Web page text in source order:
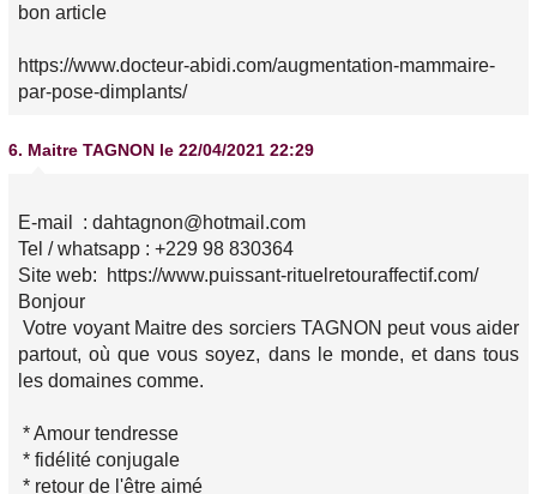
bon article
https://www.docteur-abidi.com/augmentation-mammaire-
par-pose-dimplants/
6. Maitre TAGNON le 22/04/2021 22:29
E-mail : dahtagnon@hotmail.com
Tel / whatsapp : +229 98 830364
Site web: https://www.puissant-rituelretouraffectif.com/
Bonjour
Votre voyant Maitre des sorciers TAGNON peut vous aider
partout, où que vous soyez, dans le monde, et dans tous
les domaines comme.
* Amour tendresse
* fidélité conjugale
* retour de l'être aimé